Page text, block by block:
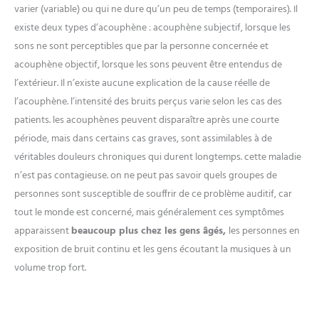
varier (variable) ou qui ne dure qu’un peu de temps (temporaires). Il
existe deux types d’acouphène : acouphène subjectif, lorsque les
sons ne sont perceptibles que par la personne concernée et
acouphène objectif, lorsque les sons peuvent être entendus de
l’extérieur. Il n’existe aucune explication de la cause réelle de
l’acouphène. l’intensité des bruits perçus varie selon les cas des
patients. les acouphènes peuvent disparaître après une courte
période, mais dans certains cas graves, sont assimilables à de
véritables douleurs chroniques qui durent longtemps. cette maladie
n’est pas contagieuse. on ne peut pas savoir quels groupes de
personnes sont susceptible de souffrir de ce problème auditif, car
tout le monde est concerné, mais généralement ces symptômes
apparaissentbeaucoup plus chez les gens âgés, les personnes en
exposition de bruit continu et les gens écoutant la musiques à un
volume trop fort.